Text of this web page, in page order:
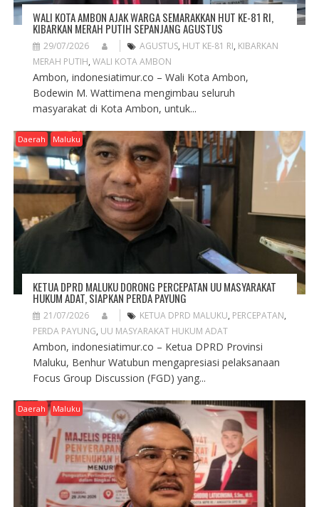
WALI KOTA AMBON AJAK WARGA SEMARAKKAN HUT KE-81 RI,
KIBARKAN MERAH PUTIH SEPANJANG AGUSTUS
29/07/2026 AGUSTUS, HUT KE-81 RI, KIBARKAN
MERAH PUTIH, WALI KOTA AMBON
Ambon, indonesiatimur.co – Wali Kota Ambon,
Bodewin M. Wattimena mengimbau seluruh
masyarakat di Kota Ambon, untuk...
Daerah Maluku
KETUA DPRD MALUKU DORONG PERCEPATAN UU MASYARAKAT
HUKUM ADAT, SIAPKAN PERDA PAYUNG
21/07/2026 KETUA DPRD MALUKU, PERCEPATAN,
PERDA PAYUNG, UU MASYARAKAT HUKUM ADAT
Ambon, indonesiatimur.co – Ketua DPRD Provinsi
Maluku, Benhur Watubun mengapresiasi pelaksanaan
Focus Group Discussion (FGD) yang...
Daerah Maluku